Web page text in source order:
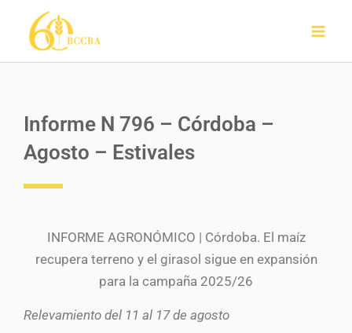
contenido
Informe N 796 – Córdoba –
Agosto – Estivales
INFORME AGRONÓMICO | Córdoba. El maíz
recupera terreno y el girasol sigue en expansión
para la campaña 2025/26
Relevamiento del 11 al 17 de agosto